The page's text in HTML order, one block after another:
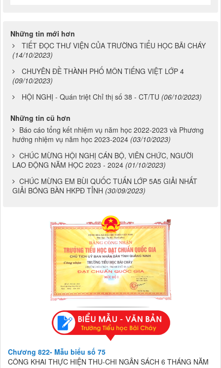
Những tin mới hơn
TIẾT ĐỌC THƯ VIỆN CỦA TRƯỜNG TIỂU HỌC BÃI CHÁY
(14/10/2023)
CHUYÊN ĐỀ THÀNH PHỐ MÔN TIẾNG VIỆT LỚP 4
(09/10/2023)
HỘI NGHỊ - Quán triệt Chỉ thị số 38 - CT/TU (06/10/2023)
Những tin cũ hơn
Báo cáo tổng kết nhiệm vụ năm học 2022-2023 và Phương
hướng nhiệm vụ năm học 2023-2024 (03/10/2023)
CHÚC MỪNG HỘI NGHỊ CÁN BỘ, VIÊN CHỨC, NGƯỜI
LAO ĐỘNG NĂM HỌC 2023 - 2024 (01/10/2023)
CHÚC MỪNG EM BÙI QUỐC TUẤN LỚP 5A5 GIẢI NHẤT
GIẢI BÓNG BÀN HKPĐ TỈNH (30/09/2023)
CÔNG KHAI THỰC HIỆN THU-CHI NGÂN SÁCH 6 THÁNG NĂM
2026